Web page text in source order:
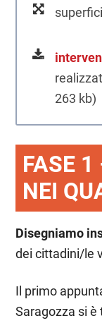
263 kb)
FASE
NEI
Disegniamo
dei cittadini/le
Il primo
Saragozza si è